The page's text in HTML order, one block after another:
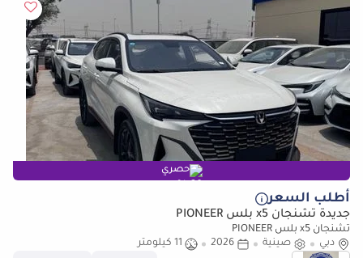
حصري
أطلب السعر
جديدة تشنجان x5 بلس PIONEER
تشنجان x5 بلس PIONEER
دبي
صينية 2026
11 كيلومتر